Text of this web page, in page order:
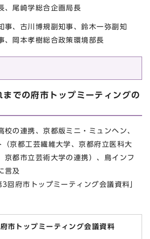
、尾崎学総合企画局長
事、古川博規副知事、鈴木一弥副知
、岡本孝樹総合政策環境部長
までの府市トップミーティングの
の連携、京都版ミニ・ミュンヘン、
京都工芸繊維大学、京都府立医科大
京都市立芸術大学の連携）、鳥インフ
言及
府市トップミーティング会議資料」
市トップミーティング会議資料